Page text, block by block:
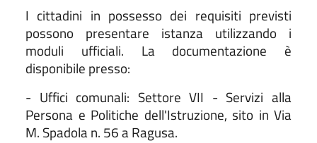
I cittadini in possesso dei requisiti previsti
possono presentare istanza utilizzando i
moduli ufficiali. La documentazione è
disponibile presso:
- Uffici comunali: Settore VII - Servizi alla
Persona e Politiche dell'Istruzione, sito in Via
M. Spadola n. 56 a Ragusa.